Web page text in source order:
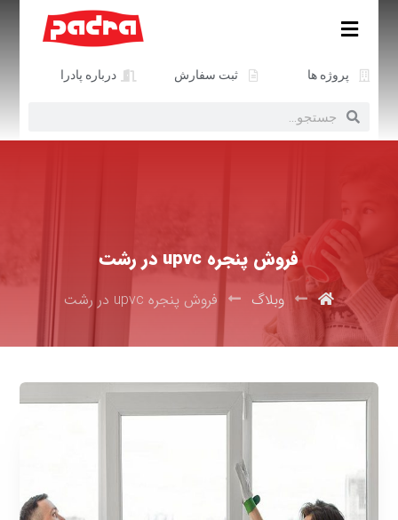
پروژه ها ثبت سفارش درباره پادرا
فروش پنجره upvc در رشت
وبلاگ فروش پنجره upvc در رشت